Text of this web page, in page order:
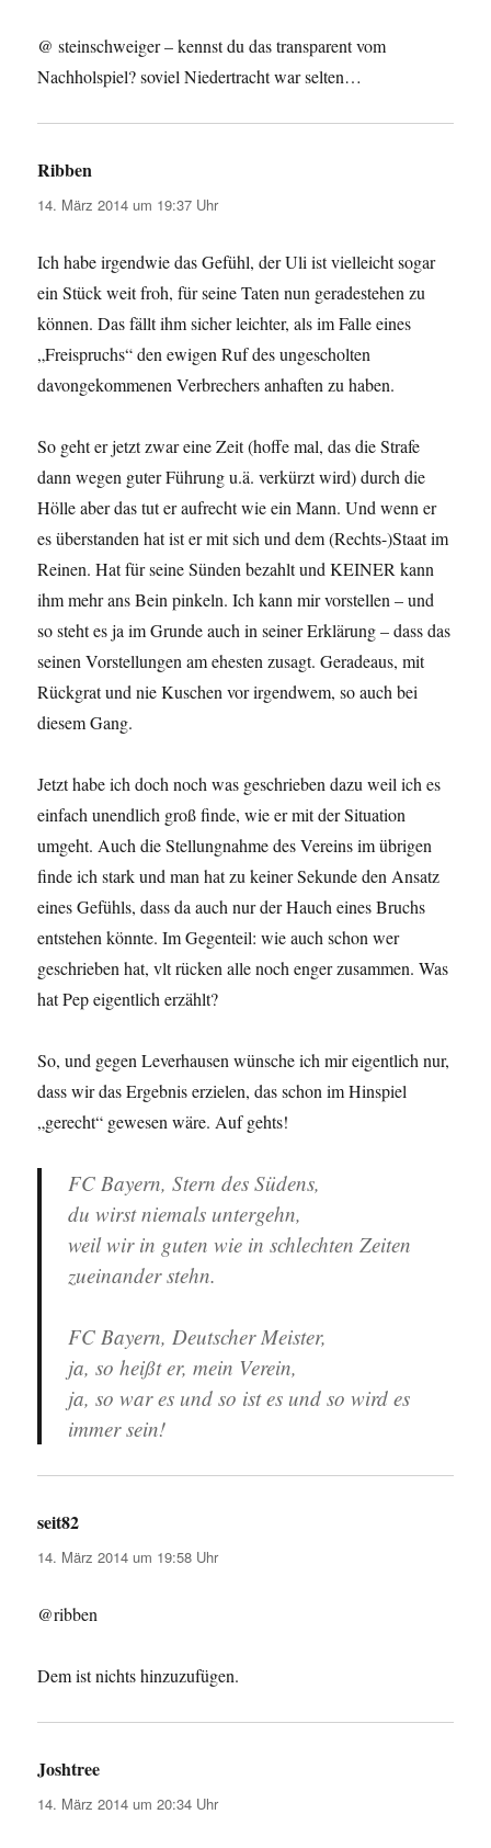
@ steinschweiger – kennst du das transparent vom
Nachholspiel? soviel Niedertracht war selten…
Ribben
14. März 2014 um 19:37 Uhr
Ich habe irgendwie das Gefühl, der Uli ist vielleicht sogar
ein Stück weit froh, für seine Taten nun geradestehen zu
können. Das fällt ihm sicher leichter, als im Falle eines
„Freispruchs“ den ewigen Ruf des ungescholten
davongekommenen Verbrechers anhaften zu haben.
So geht er jetzt zwar eine Zeit (hoffe mal, das die Strafe
dann wegen guter Führung u.ä. verkürzt wird) durch die
Hölle aber das tut er aufrecht wie ein Mann. Und wenn er
es überstanden hat ist er mit sich und dem (Rechts-)Staat im
Reinen. Hat für seine Sünden bezahlt und KEINER kann
ihm mehr ans Bein pinkeln. Ich kann mir vorstellen – und
so steht es ja im Grunde auch in seiner Erklärung – dass das
seinen Vorstellungen am ehesten zusagt. Geradeaus, mit
Rückgrat und nie Kuschen vor irgendwem, so auch bei
diesem Gang.
Jetzt habe ich doch noch was geschrieben dazu weil ich es
einfach unendlich groß finde, wie er mit der Situation
umgeht. Auch die Stellungnahme des Vereins im übrigen
finde ich stark und man hat zu keiner Sekunde den Ansatz
eines Gefühls, dass da auch nur der Hauch eines Bruchs
entstehen könnte. Im Gegenteil: wie auch schon wer
geschrieben hat, vlt rücken alle noch enger zusammen. Was
hat Pep eigentlich erzählt?
So, und gegen Leverhausen wünsche ich mir eigentlich nur,
dass wir das Ergebnis erzielen, das schon im Hinspiel
„gerecht“ gewesen wäre. Auf gehts!
FC Bayern, Stern des Südens,
du wirst niemals untergehn,
weil wir in guten wie in schlechten Zeiten
zueinander stehn.
FC Bayern, Deutscher Meister,
ja, so heißt er, mein Verein,
ja, so war es und so ist es und so wird es
immer sein!
seit82
14. März 2014 um 19:58 Uhr
@ribben
Dem ist nichts hinzuzufügen.
Joshtree
14. März 2014 um 20:34 Uhr